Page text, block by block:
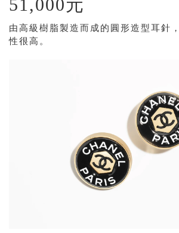
51,000元
由高級樹脂製造而成的圓形造型耳針
性很高。